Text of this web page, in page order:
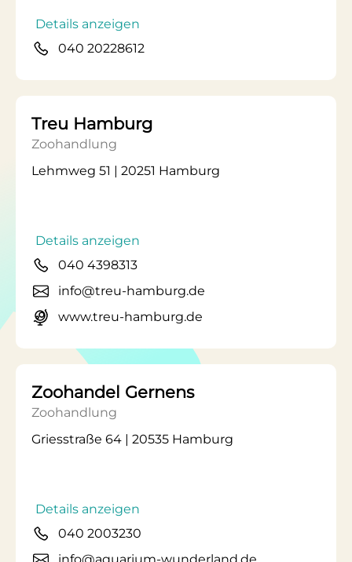
Details anzeigen
040 20228612
Treu Hamburg
Zoohandlung
Lehmweg 51 | 20251 Hamburg
Details anzeigen
040 4398313
info@treu-hamburg.de
www.treu-hamburg.de
Zoohandel Gernens
Zoohandlung
Griesstraße 64 | 20535 Hamburg
Details anzeigen
040 2003230